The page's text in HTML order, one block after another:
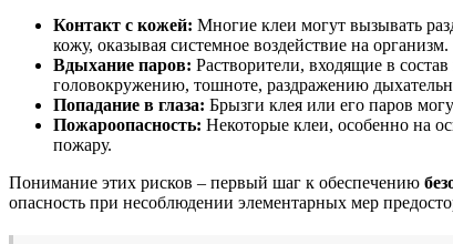
Контакт с кожей: Многие клеи могут вызывать
кожу, оказывая системное воздействие на организм.
Вдыхание паров: Растворители, входящие в
головокружению, тошноте, раздражению
Попадание в глаза: Брызги клея или его паров
Пожароопасность: Некоторые клеи, особенно на
пожару.
Понимание этих рисков – первый шаг к обеспечению
опасность при несоблюдении элементарных мер